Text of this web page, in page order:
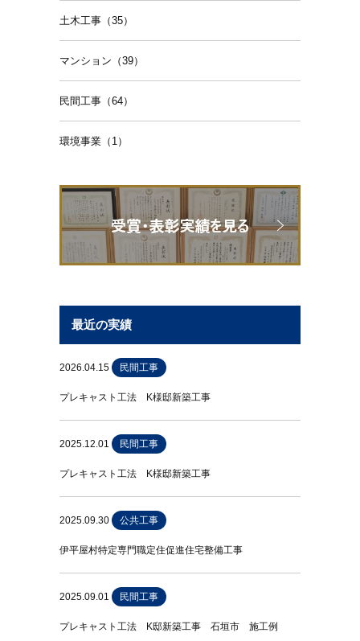
土木工事（35）
マンション（39）
民間工事（64）
環境事業（1）
最近の実績
2026.04.15 民間工事
プレキャスト工法 K様邸新築工事
2025.12.01 民間工事
プレキャスト工法 K様邸新築工事
2025.09.30 公共工事
伊平屋村特定専門職定住促進住宅整備工事
2025.09.01 民間工事
プレキャスト工法 K邸新築工事 石垣市 施工例